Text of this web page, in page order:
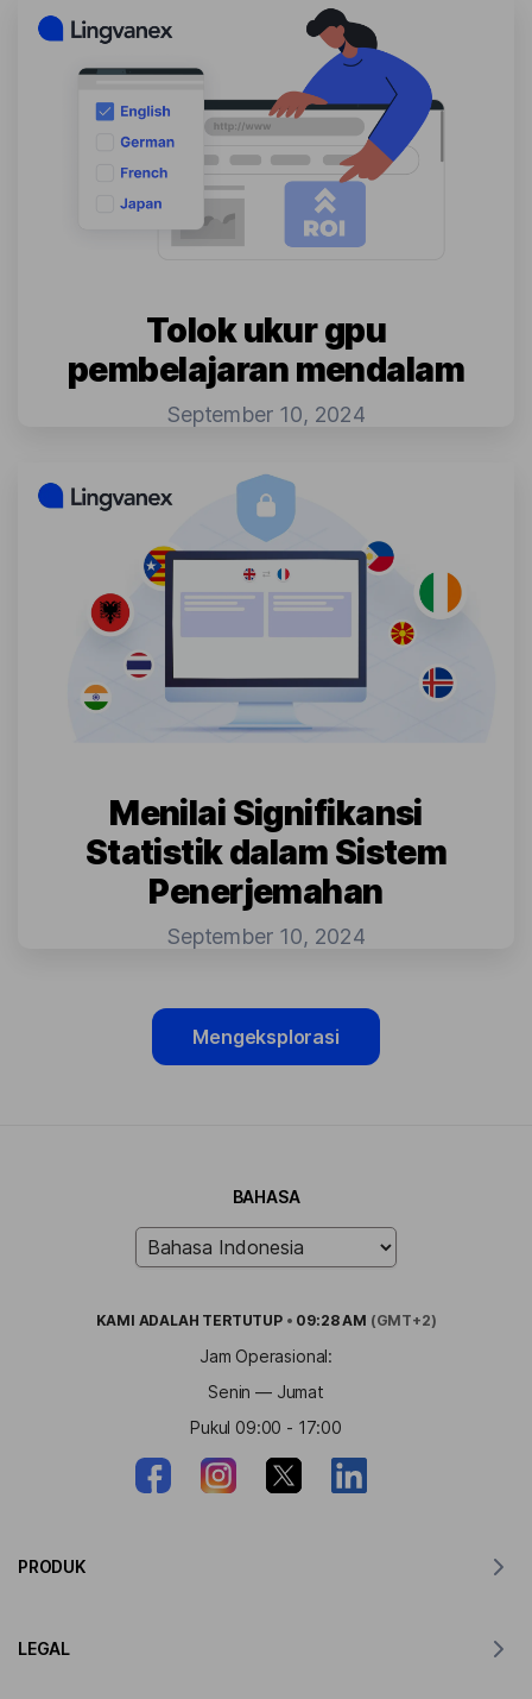
Tolok ukur gpu
pembelajaran mendalam
September 10, 2024
Menilai Signifikansi
Statistik dalam Sistem
Penerjemahan
September 10, 2024
Mengeksplorasi
BAHASA
KAMI ADALAH TERTUTUP • 09:28 AM (GMT+2)
Jam Operasional:
Senin — Jumat
Pukul 09:00 - 17:00
PRODUK
LEGAL